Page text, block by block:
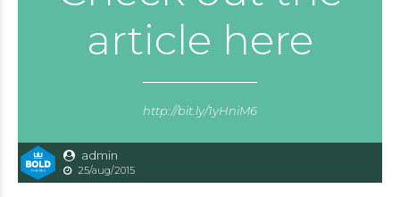
article here
http://bit.ly/1yHniM6
admin
25/aug/2015